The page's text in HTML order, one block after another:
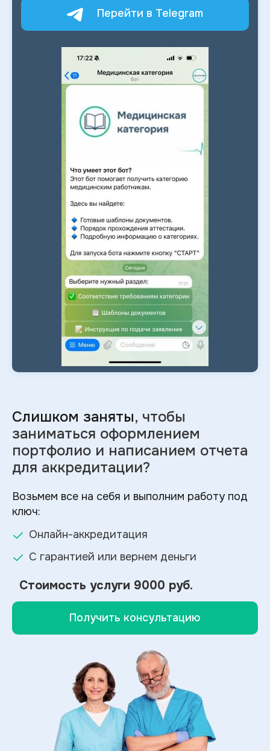
Перейти в Telegram
Слишком заняты, чтобы
заниматься оформлением
портфолио и написанием отчета
для аккредитации?
Возьмем все на себя и выполним работу под
ключ:
Онлайн-аккредитация
С гарантией или вернем деньги
Стоимость услуги 9000 руб.
Получить консультацию